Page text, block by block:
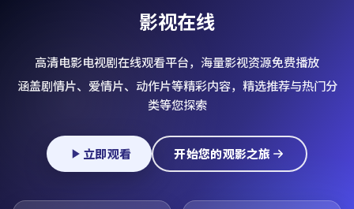
影视在线
高清电影电视剧在线观看平台，海量影视资源免费播放
涵盖剧情片、爱情片、动作片等精彩内容，精选推荐与热门分
类等您探索
立即观看 开始您的观影之旅